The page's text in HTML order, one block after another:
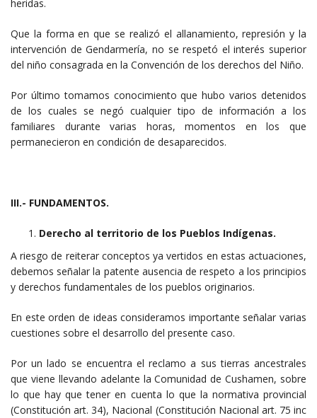
heridas.
Que la forma en que se realizó el allanamiento, represión y la
intervención de Gendarmería, no se respetó el interés superior
del niño consagrada en la Convención de los derechos del Niño.
Por último tomamos conocimiento que hubo varios detenidos
de los cuales se negó cualquier tipo de información a los
familiares durante varias horas, momentos en los que
permanecieron en condición de desaparecidos.
III.- FUNDAMENTOS.
Derecho al territorio de los Pueblos Indígenas.
A riesgo de reiterar conceptos ya vertidos en estas actuaciones,
debemos señalar la patente ausencia de respeto a los principios
y derechos fundamentales de los pueblos originarios.
En este orden de ideas consideramos importante señalar varias
cuestiones sobre el desarrollo del presente caso.
Por un lado se encuentra el reclamo a sus tierras ancestrales
que viene llevando adelante la Comunidad de Cushamen, sobre
lo que hay que tener en cuenta lo que la normativa provincial
(Constitución art. 34), Nacional (Constitución Nacional art. 75 inc